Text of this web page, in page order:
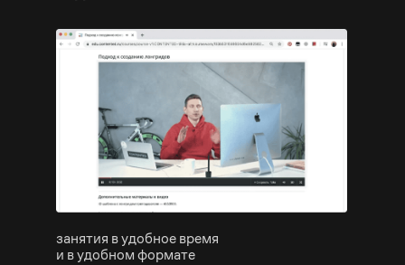
занятия в удобное время
и в удобном формате